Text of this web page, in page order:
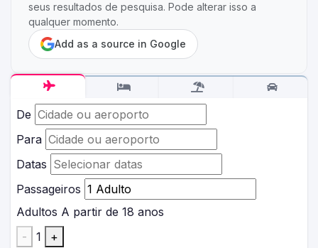
De
Para
Datas
Passageiros
Adultos A partir de 18 anos
-
1
+
seus resultados de pesquisa. Pode alterar isso a
qualquer momento.
Add as a source in Google